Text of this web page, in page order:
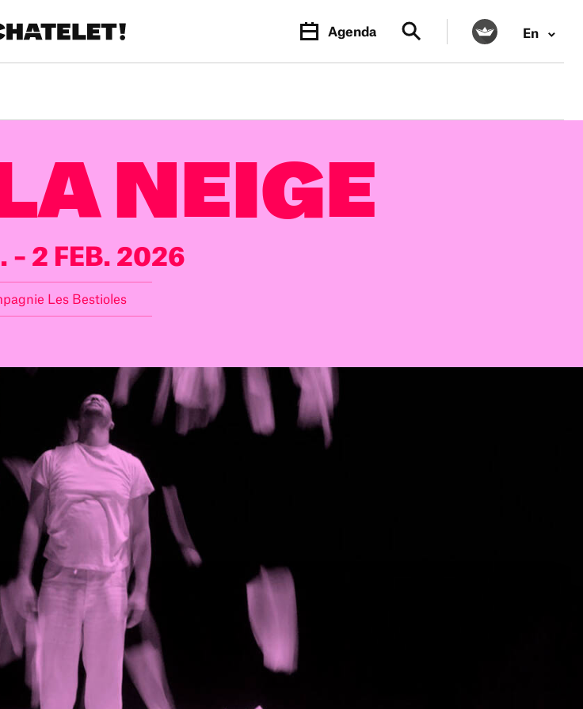
Agenda En
APR.
NEIGE
– 2 FEB. 2026
Les Bestioles